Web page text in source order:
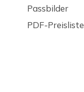
Passbilder
PDF-Preisliste